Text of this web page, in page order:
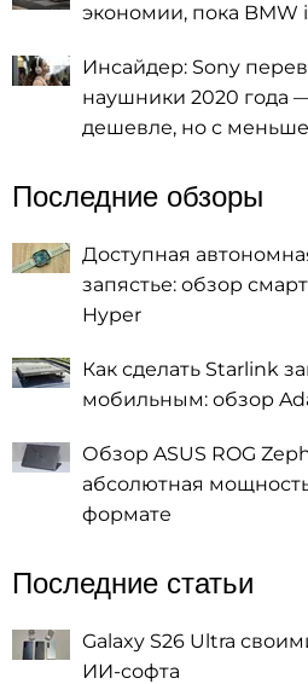
экономии, пока BMW
Инсайдер: Sony
наушники 2020 года
дешевле, но с
Последние обзоры
Доступная
запястье: обзор
Hyper
Как сделать Starlink
мобильным: обзор
Обзор ASUS ROG
абсолютная
формате
Последние статьи
Galaxy S26 Ultra
ИИ-софта